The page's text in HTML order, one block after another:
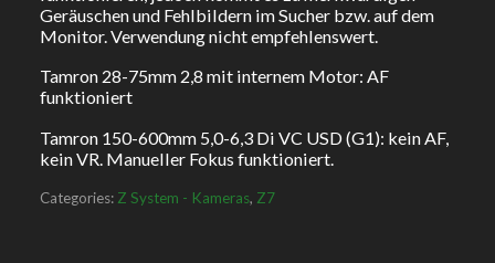
Geräuschen und Fehlbildern im Sucher bzw. auf dem
Monitor. Verwendung nicht empfehlenswert.
Tamron 28-75mm 2,8 mit internem Motor: AF
funktioniert
Tamron 150-600mm 5,0-6,3 Di VC USD (G1): kein AF,
kein VR. Manueller Fokus funktioniert.
Categories: Z System - Kameras, Z7